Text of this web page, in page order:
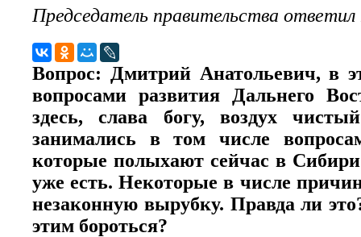
Председатель правительства
Вопрос: Дмитрий Анатольевич, в
вопросами развития Дальнего
здесь, слава богу, воздух
занимались в том числе
которые полыхают сейчас в
уже есть. Некоторые в числе
незаконную вырубку. Правда ли
этим бороться?